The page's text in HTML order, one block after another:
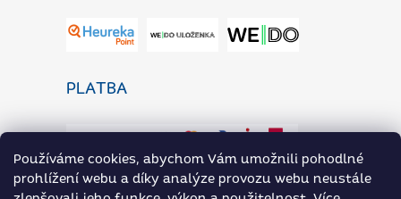
Používáme cookies, abychom Vám umožnili pohodlné
prohlížení webu a díky analýze provozu webu neustále
PLATBA